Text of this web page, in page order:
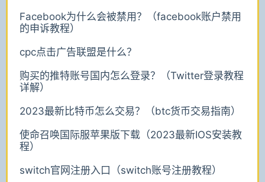
Facebook为什么会被禁用？（facebook账户禁用
的申诉教程）
cpc点击广告联盟是什么？
购买的推特账号国内怎么登录？（Twitter登录教程
详解）
2023最新比特币怎么交易？（btc货币交易指南）
使命召唤国际服苹果版下载（2023最新IOS安装教
程）
switch官网注册入口（switch账号注册教程）